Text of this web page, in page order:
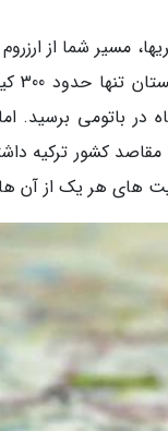
تا
در باتومی برسید.
مقاصد کشور ترکیه
هر یک از آن ها